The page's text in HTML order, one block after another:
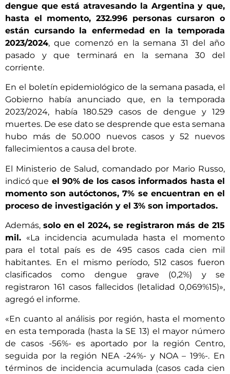
dengue que está atravesando la Argentina y que,
hasta el momento, 232.996 personas cursaron o
están cursando la enfermedad en la temporada
2023/2024, que comenzó en la semana 31 del año
pasado y que terminará en la semana 30 del
corriente.
En el boletín epidemiológico de la semana pasada, el
Gobierno había anunciado que, en la temporada
2023/2024, había 180.529 casos de dengue y 129
muertes. De ese dato se desprende que esta semana
hubo más de 50.000 nuevos casos y 52 nuevos
fallecimientos a causa del brote.
El Ministerio de Salud, comandado por Mario Russo,
indicó que el 90% de los casos informados hasta el
momento son autóctonos, 7% se encuentran en el
proceso de investigación y el 3% son importados.
Además, solo en el 2024, se registraron más de 215
mil. «La incidencia acumulada hasta el momento
para el total país es de 495 casos cada cien mil
habitantes. En el mismo período, 512 casos fueron
clasificados como dengue grave (0,2%) y se
registraron 161 casos fallecidos (letalidad 0,069%15)»,
agregó el informe.
«En cuanto al análisis por región, hasta el momento
en esta temporada (hasta la SE 13) el mayor número
de casos -56%- es aportado por la región Centro,
seguida por la región NEA -24%- y NOA – 19%-. En
términos de incidencia acumulada (casos cada cien